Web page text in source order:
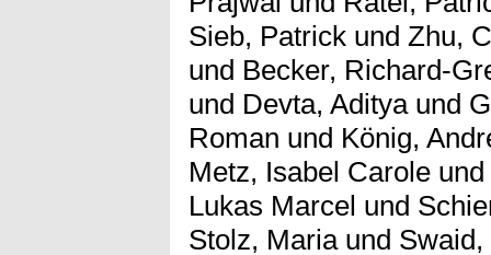
Sieb, Patrick und Zhu,
und Becker, Richard-
und Devta, Adityaund
Roman und König,
Metz, Isabel Carole und
Lukas Marcel und
Stolz, Mariaund